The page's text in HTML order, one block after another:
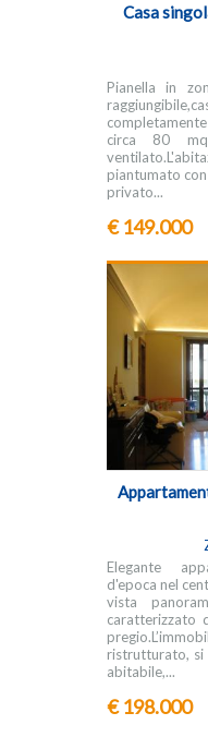
Casa
Pianella in
circa 80
piantumato
privato...
€ 149.000
Elegante
d'epoca nel
vista
caratterizzato
ristrutturato, si
abitabile,...
€ 198.000